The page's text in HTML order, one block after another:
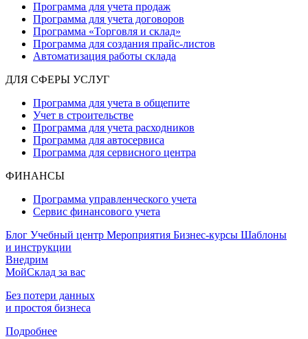
Программа для учета продаж
Программа для учета договоров
Программа «Торговля и склад»
Программа для создания прайс‑листов
Автоматизация работы склада
ДЛЯ СФЕРЫ УСЛУГ
Программа для учета в общепите
Учет в строительстве
Программа для учета расходников
Программа для автосервиса
Программа для сервисного центра
ФИНАНСЫ
Программа управленческого учета
Сервис финансового учета
Блог Учебный центр Мероприятия Бизнес-курсы Шаблоны
и инструкции
Внедрим
МойСклад за вас
Без потери данных
и простоя бизнеса
Подробнее